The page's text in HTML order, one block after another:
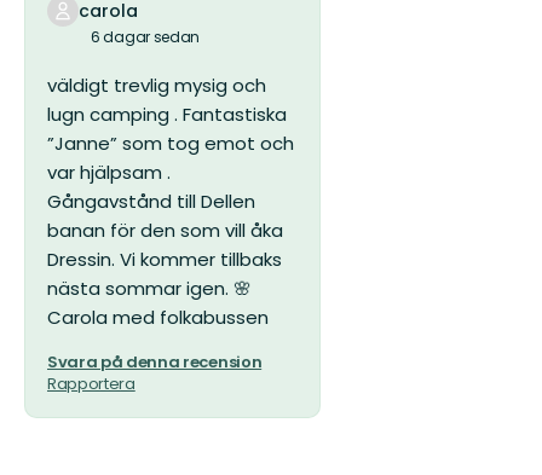
carola
6 dagar sedan
väldigt trevlig mysig och
lugn camping . Fantastiska
”Janne” som tog emot och
var hjälpsam .
Gångavstånd till Dellen
banan för den som vill åka
Dressin. Vi kommer tillbaks
nästa sommar igen. 🌸
Carola med folkabussen
Svara på denna recension
Rapportera